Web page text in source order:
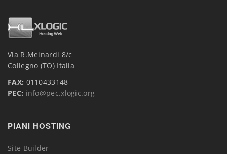
Via R.Meinardi 8/c
Collegno (TO) Italia
FAX: 0110433148
PEC: info@pec.xlogic.org
PIANI HOSTING
Site Builder